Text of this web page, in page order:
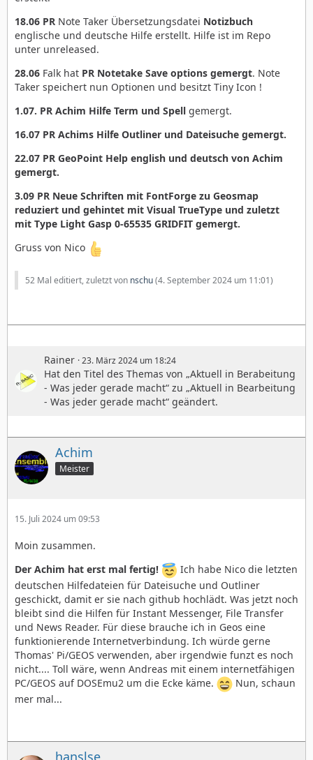
18.06 PR Note Taker Übersetzungsdatei Notizbuch
englische und deutsche Hilfe erstellt. Hilfe ist im Repo
unter unreleased.
28.06 Falk hat PR Notetake Save options gemergt. Note
Taker speichert nun Optionen und besitzt Tiny Icon !
1.07. PR Achim Hilfe Term und Spell gemergt.
16.07 PR Achims Hilfe Outliner und Dateisuche gemergt.
22.07 PR GeoPoint Help english und deutsch von Achim
gemergt.
3.09 PR Neue Schriften mit FontForge zu Geosmap
reduziert und gehintet mit Visual TrueType und zuletzt
mit Type Light Gasp 0-65535 GRIDFIT gemergt.
Gruss von Nico
52 Mal editiert, zuletzt von nschu(4. September 2024 um 11:01)
Rainer 23. März 2024 um 18:24
Hat den Titel des Themas von „Aktuell in Berabeitung
- Was jeder gerade macht“ zu „Aktuell in Bearbeitung
- Was jeder gerade macht“ geändert.
Achim
Meister
15. Juli 2024 um 09:53
Moin zusammen.
Der Achim hat erst mal fertig!
Ich habe Nico die letzten
deutschen Hilfedateien für Dateisuche und Outliner
geschickt, damit er sie nach github hochlädt. Was jetzt noch
bleibt sind die Hilfen für Instant Messenger, File Transfer
und News Reader. Für diese brauche ich in Geos eine
funktionierende Internetverbindung. Ich würde gerne
Thomas' Pi/GEOS verwenden, aber irgendwie funzt es noch
nicht.... Toll wäre, wenn Andreas mit einem internetfähigen
PC/GEOS auf DOSEmu2 um die Ecke käme.
Nun, schaun
mer mal...
hanslse